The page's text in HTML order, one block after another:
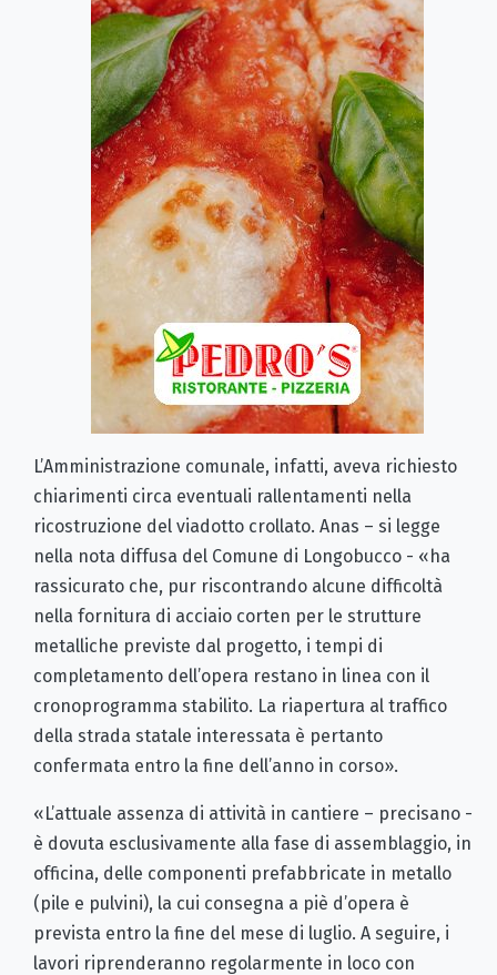
L’Amministrazione comunale, infatti, aveva richiesto
chiarimenti circa eventuali rallentamenti nella
ricostruzione del viadotto crollato. Anas – si legge
nella nota diffusa del Comune di Longobucco - «ha
rassicurato che, pur riscontrando alcune difficoltà
nella fornitura di acciaio corten per le strutture
metalliche previste dal progetto, i tempi di
completamento dell’opera restano in linea con il
cronoprogramma stabilito. La riapertura al traffico
della strada statale interessata è pertanto
confermata entro la fine dell’anno in corso».
«L’attuale assenza di attività in cantiere – precisano -
è dovuta esclusivamente alla fase di assemblaggio, in
officina, delle componenti prefabbricate in metallo
(pile e pulvini), la cui consegna a piè d’opera è
prevista entro la fine del mese di luglio. A seguire, i
lavori riprenderanno regolarmente in loco con